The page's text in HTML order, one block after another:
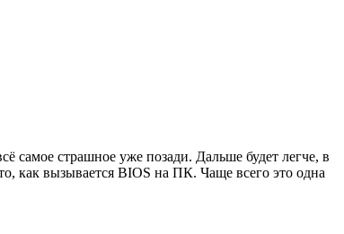
самое страшное уже позади. Дальше будет легче, в
как вызывается BIOS на ПК. Чаще всего это одна